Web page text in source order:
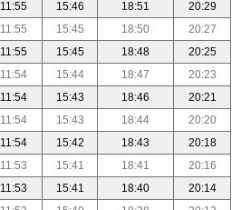
11:55 15:46 18:51
20:29
11:55 15:45 18:50
20:27
11:55 15:45 18:48
20:25
11:54 15:44 18:47
20:23
11:54 15:43 18:46
20:21
11:54 15:43 18:44
20:20
11:54 15:42 18:43
20:18
11:53 15:41 18:41
20:16
11:53 15:41 18:40
20:14